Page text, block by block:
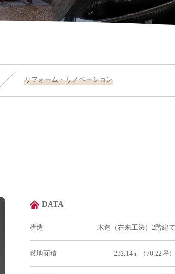
リフォーム・リノベーション
DATA
構造 木造（在来工法）2階建て
敷地面積 232.14㎡（70.22坪）